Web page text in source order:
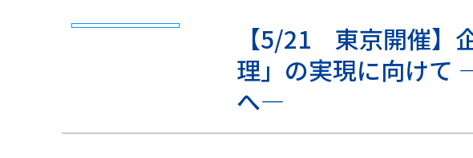
【5/21 東京開催】
理」の実現に向けて
へ―